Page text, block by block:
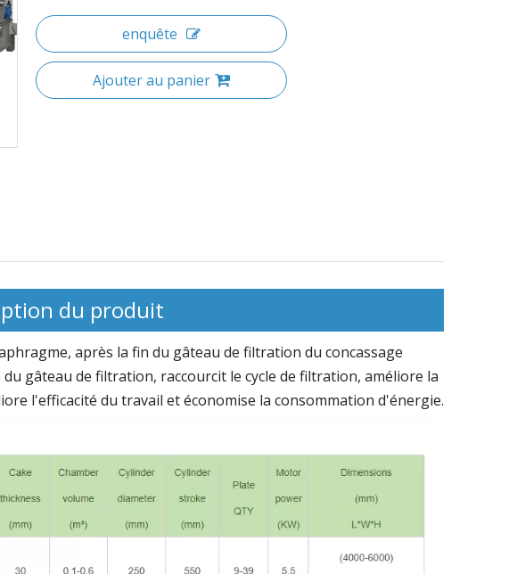
enquête
Ajouter au panier
du produit
après la fin du gâteau de filtration du concassage
gâteau de filtration, raccourcit le cycle de filtration, améliore la
l'efficacité du travail et économise la consommation d'énergie.